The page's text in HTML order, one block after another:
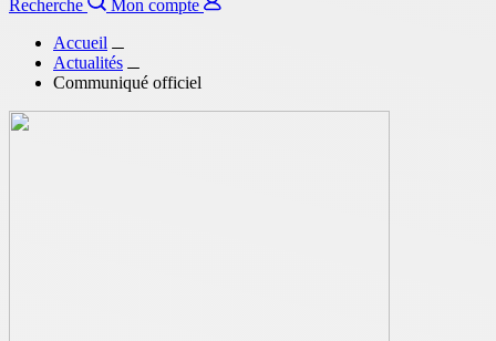
Recherche
Mon compte
Accueil
Actualités
Communiqué officiel